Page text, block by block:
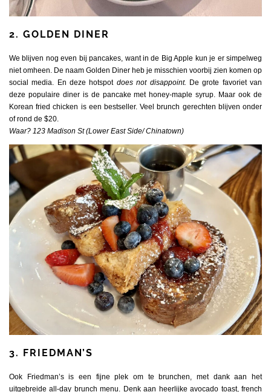
2. GOLDEN DINER
We blijven nog even bij pancakes, want in de Big Apple kun je er simpelweg
niet omheen. De naam Golden Diner heb je misschien voorbij zien komen op
social media. En deze hotspot does not disappoint. De grote favoriet van
deze populaire diner is de pancake met honey-maple syrup. Maar ook de
Korean fried chicken is een bestseller. Veel brunch gerechten blijven onder
of rond de $20.
Waar? 123 Madison St (Lower East Side/ Chinatown)
3. FRIEDMAN’S
Ook Friedman’s is een fijne plek om te brunchen, met dank aan het
uitgebreide all-day brunch menu. Denk aan heerlijke avocado toast, french